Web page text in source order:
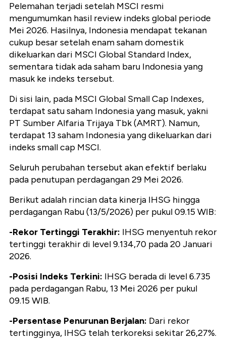
Pelemahan terjadi setelah MSCI resmi
mengumumkan hasil review indeks global periode
Mei 2026. Hasilnya, Indonesia mendapat tekanan
cukup besar setelah enam saham domestik
dikeluarkan dari MSCI Global Standard Index,
sementara tidak ada saham baru Indonesia yang
masuk ke indeks tersebut.
Di sisi lain, pada MSCI Global Small Cap Indexes,
terdapat satu saham Indonesia yang masuk, yakni
PT Sumber Alfaria Trijaya Tbk (AMRT). Namun,
terdapat 13 saham Indonesia yang dikeluarkan dari
indeks small cap MSCI.
Seluruh perubahan tersebut akan efektif berlaku
pada penutupan perdagangan 29 Mei 2026.
Berikut adalah rincian data kinerja IHSG hingga
perdagangan Rabu (13/5/2026) per pukul 09.15 WIB:
-Rekor Tertinggi Terakhir: IHSG menyentuh rekor
tertinggi terakhir di level 9.134,70 pada 20 Januari
2026.
-Posisi Indeks Terkini: IHSG berada di level 6.735
pada perdagangan Rabu, 13 Mei 2026 per pukul
09.15 WIB.
-Persentase Penurunan Berjalan: Dari rekor
tertingginya, IHSG telah terkoreksi sekitar 26,27%.